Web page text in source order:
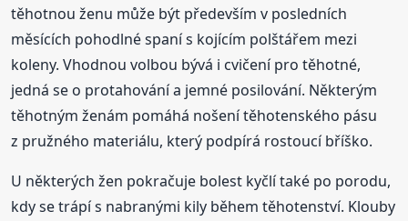
těhotnou ženu může být především v posledních
měsících pohodlné spaní s kojícím polštářem mezi
koleny. Vhodnou volbou bývá i cvičení pro těhotné,
jedná se o protahování a jemné posilování. Některým
těhotným ženám pomáhá nošení těhotenského pásu
z pružného materiálu, který podpírá rostoucí bříško.
U některých žen pokračuje bolest kyčlí také po porodu,
kdy se trápí s nabranými kily během těhotenství. Klouby